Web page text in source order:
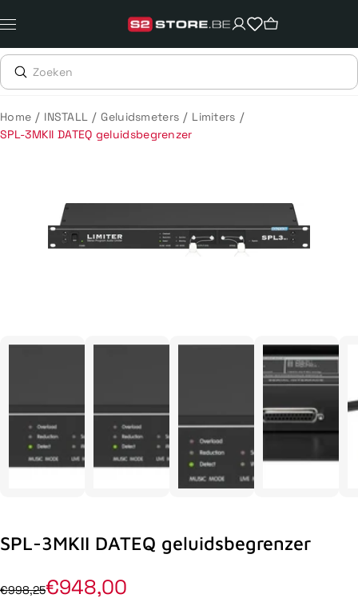
naar
content
Home / INSTALL / Geluidsmeters / Limiters /
SPL-3MKII DATEQ geluidsbegrenzer
SPL-3MKII DATEQ geluidsbegrenzer
€998,25€948,00